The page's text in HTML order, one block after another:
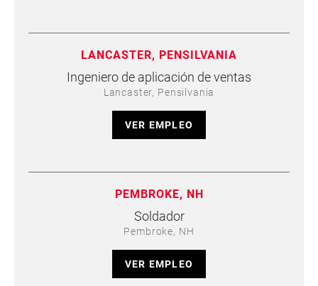
LANCASTER, PENSILVANIA
Ingeniero de aplicación de ventas
Lancaster, Pensilvania
VER EMPLEO
PEMBROKE, NH
Soldador
Pembroke, NH
VER EMPLEO